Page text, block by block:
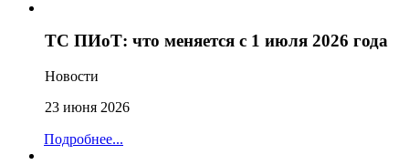
ТС ПИоТ: что меняется с 1 июля 2026 года
Новости
23 июня 2026
Подробнее...